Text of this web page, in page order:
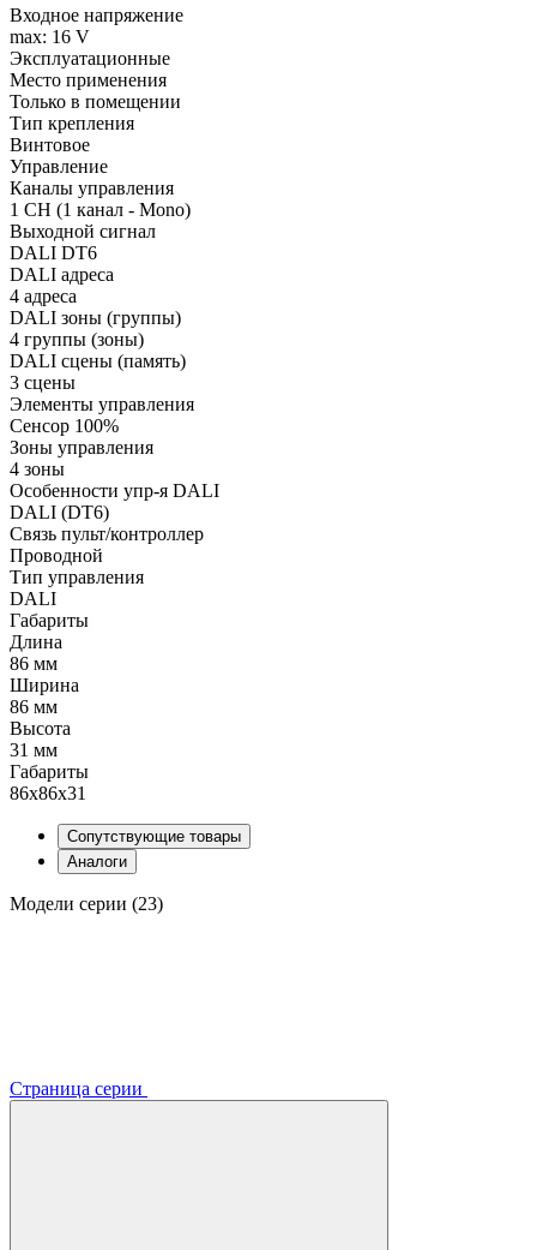
Входное напряжение
max: 16 V
Эксплуатационные
Место применения
Только в помещении
Тип крепления
Винтовое
Управление
Каналы управления
1 CH (1 канал - Mono)
Выходной сигнал
DALI DT6
DALI адреса
4 адреса
DALI зоны (группы)
4 группы (зоны)
DALI сцены (память)
3 сцены
Элементы управления
Сенсор 100%
Зоны управления
4 зоны
Особенности упр-я DALI
DALI (DT6)
Связь пульт/контроллер
Проводной
Тип управления
DALI
Габариты
Длина
86 мм
Ширина
86 мм
Высота
31 мм
Габариты
86x86x31
Сопутствующие товары
Аналоги
Модели серии (23)
Страница серии